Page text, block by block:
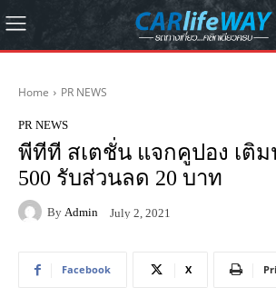
Home PR NEWS
PR NEWS
พีทีที สเตชั่น แจกคูปอง เติ
500 รับส่วนลด 20 บาท
By Admin July 2, 2021
Facebook X